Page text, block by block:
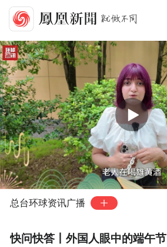
00:00
总台环球资讯广播
快问快答丨外国人眼中的端午节